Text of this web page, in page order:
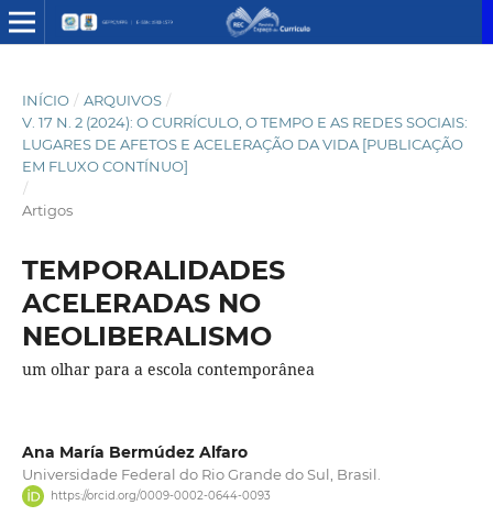
INÍCIO / ARQUIVOS /
V. 17 N. 2 (2024): O CURRÍCULO, O TEMPO E AS REDES SOCIAIS:
LUGARES DE AFETOS E ACELERAÇÃO DA VIDA [PUBLICAÇÃO
EM FLUXO CONTÍNUO]
/
Artigos
TEMPORALIDADES
ACELERADAS NO
NEOLIBERALISMO
um olhar para a escola contemporânea
Ana María Bermúdez Alfaro
Universidade Federal do Rio Grande do Sul, Brasil.
https://orcid.org/0009-0002-0644-0093